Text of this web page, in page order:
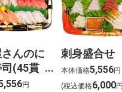
んのに
(45貫
円
刺身盛合せ
本体価格5,556円
(税込価格6,000